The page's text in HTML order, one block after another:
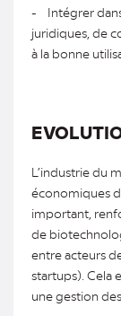
- Intégrer dans
juridiques, de
à la bonne
L’industrie du
économiques
important,
de
entre acteurs
startups). Cela
une gestion